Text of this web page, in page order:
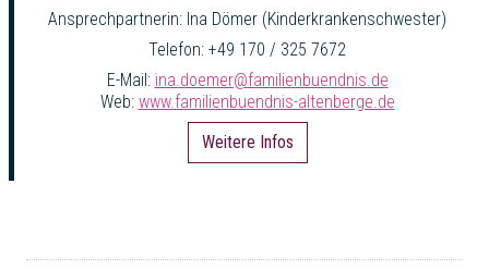
Ansprechpartnerin: Ina Dömer (Kinderkrankenschwester)
Telefon: +49 170 / 325 7672
E-Mail: ina.doemer@familienbuendnis.de
Web: www.familienbuendnis-altenberge.de
Weitere Infos